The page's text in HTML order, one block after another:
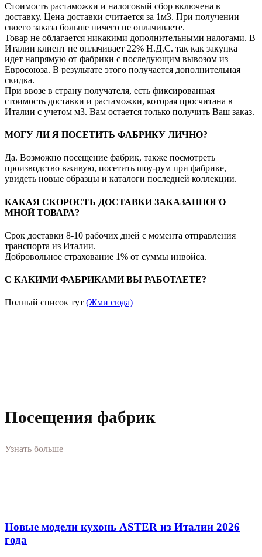
Стоимость растаможки и налоговый сбор включена в
доставку. Цена доставки считается за 1м3. При получении
своего заказа больше ничего не оплачиваете.
Товар не облагается никакими дополнительными налогами. В
Италии клиент не оплачивает 22% Н.Д.С. так как закупка
идет напрямую от фабрики с последующим вывозом из
Евросоюза. В результате этого получается дополнительная
скидка.
При ввозе в страну получателя, есть фиксированная
стоимость доставки и растаможки, которая просчитана в
Италии с учетом м3. Вам остается только получить Ваш заказ.
МОГУ ЛИ Я ПОСЕТИТЬ ФАБРИКУ ЛИЧНО?
Да. Возможно посещение фабрик, также посмотреть
производство вживую, посетить шоу-рум при фабрике,
увидеть новые образцы и каталоги последней коллекции.
КАКАЯ СКОРОСТЬ ДОСТАВКИ ЗАКАЗАННОГО
МНОЙ ТОВАРА?
Срок доставки 8-10 рабочих дней с момента отправления
транспорта из Италии.
Добровольное страхование 1% от суммы инвойса.
С КАКИМИ ФАБРИКАМИ ВЫ РАБОТАЕТЕ?
Полный список тут (Жми сюда)
Посещения фабрик
Узнать больше
Новые модели кухонь ASTER из Италии 2026
года